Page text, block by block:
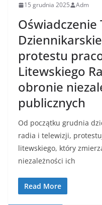
15 grudnia 2025 Adm
Oświadczenie
protestu
Litewskiego
obronie
publicznych
Od początku grudnia
radia i telewizji,
litewskiego, który
niezależności ich
Read More